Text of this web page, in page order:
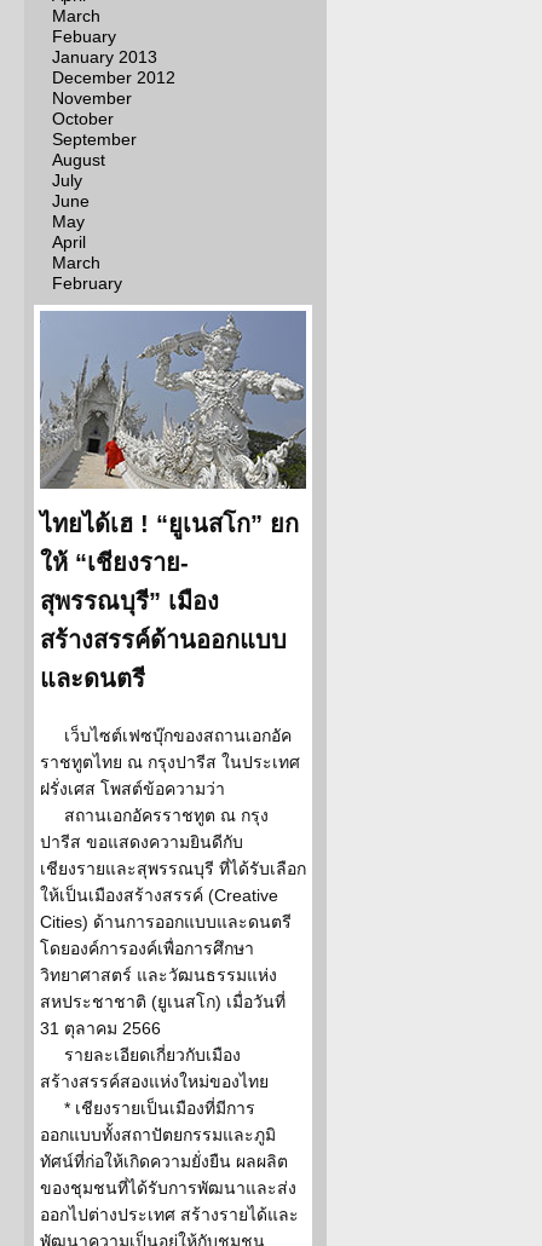
March
Febuary
January 2013
December 2012
November
October
September
August
July
June
May
April
March
February
ไทยได้เฮ ! “ยูเนสโก” ยก
ให้ “เชียงราย-
สุพรรณบุรี” เมือง
สร้างสรรค์ด้านออกแบบ
และดนตรี
เว็บไซต์เฟซบุ๊กของสถานเอกอัค
ราชทูตไทย ณ กรุงปารีส ในประเทศ
ฝรั่งเศส โพสต์ข้อความว่า
สถานเอกอัครราชทูต ณ กรุง
ปารีส ขอแสดงความยินดีกับ
เชียงรายและสุพรรณบุรี ที่ได้รับเลือก
ให้เป็นเมืองสร้างสรรค์ (Creative
Cities) ด้านการออกแบบและดนตรี
โดยองค์การองค์เพื่อการศึกษา
วิทยาศาสตร์ และวัฒนธรรมแห่ง
สหประชาชาติ (ยูเนสโก) เมื่อวันที่
31 ตุลาคม 2566
รายละเอียดเกี่ยวกับเมือง
สร้างสรรค์สองแห่งใหม่ของไทย
* เชียงรายเป็นเมืองที่มีการ
ออกแบบทั้งสถาปัตยกรรมและภูมิ
ทัศน์ที่ก่อให้เกิดความยั่งยืน ผลผลิต
ของชุมชนที่ได้รับการพัฒนาและส่ง
ออกไปต่างประเทศ สร้างรายได้และ
พัฒนาความเป็นอยู่ให้กับชุมชน